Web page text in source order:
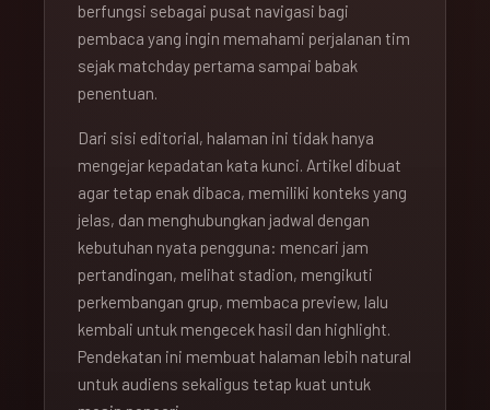
berfungsi sebagai pusat navigasi bagi
pembaca yang ingin memahami perjalanan tim
sejak matchday pertama sampai babak
penentuan.
Dari sisi editorial, halaman ini tidak hanya
mengejar kepadatan kata kunci. Artikel dibuat
agar tetap enak dibaca, memiliki konteks yang
jelas, dan menghubungkan jadwal dengan
kebutuhan nyata pengguna: mencari jam
pertandingan, melihat stadion, mengikuti
perkembangan grup, membaca preview, lalu
kembali untuk mengecek hasil dan highlight.
Pendekatan ini membuat halaman lebih natural
untuk audiens sekaligus tetap kuat untuk